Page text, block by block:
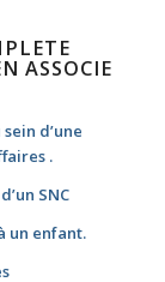
ASSOCIE
d’une
.
SNC
un enfant.